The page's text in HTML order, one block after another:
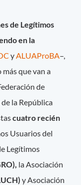
de Legítimos
en la
y ALUAProBA–,
que van a
de
la República
cuatro recién
Usuarios del
Legítimos
la Asociación
y Asociación